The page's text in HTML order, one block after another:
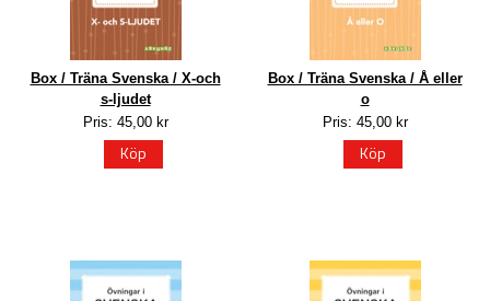
Box / Träna Svenska / X-och
s-ljudet
Pris: 45,00 kr
Köp
Box / Träna Svenska / Å eller
o
Pris: 45,00 kr
Köp